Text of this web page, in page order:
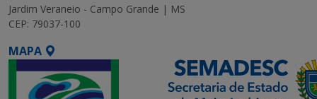
Jardim Veraneio - Campo Grande | MS
CEP: 79037-100
MAPA